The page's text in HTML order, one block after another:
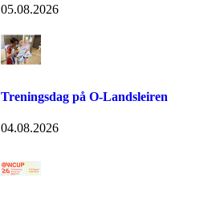
05.08.2026
Treningsdag på O-Landsleiren
04.08.2026